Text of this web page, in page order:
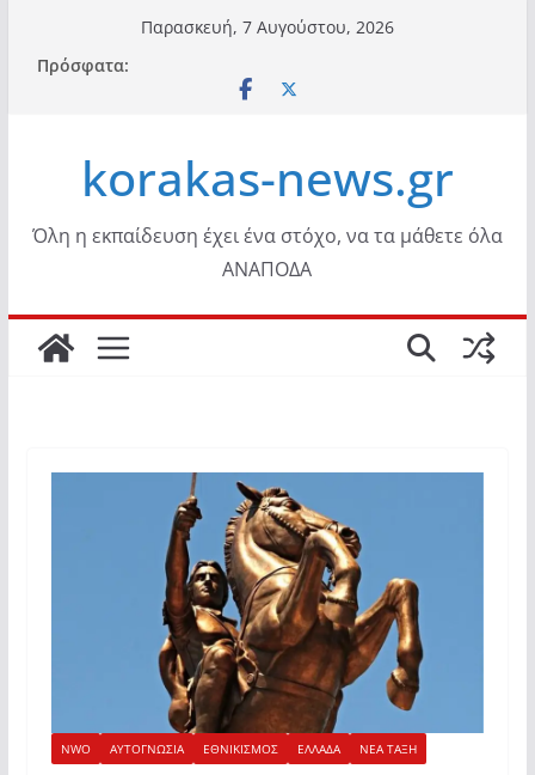
περιεχόμενο
Παρασκευή, 7 Αυγούστου, 2026
Πρόσφατα:
korakas-news.gr
Όλη η εκπαίδευση έχει ένα στόχο, να τα μάθετε όλα
ΑΝΑΠΟΔΑ
NWO ΑΥΤΟΓΝΩΣΙΑ ΕΘΝΙΚΙΣΜΟΣ ΕΛΛΑΔΑ ΝΕΑ ΤΑΞΗ